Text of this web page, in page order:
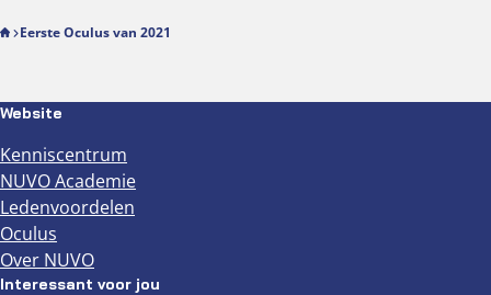
Eerste Oculus van 2021
Website
Kenniscentrum
NUVO Academie
Ledenvoordelen
Oculus
Over NUVO
Interessant voor jou